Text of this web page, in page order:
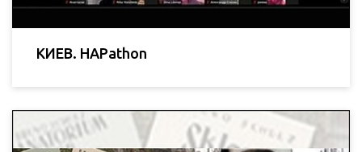
КИЕВ. HAPathon